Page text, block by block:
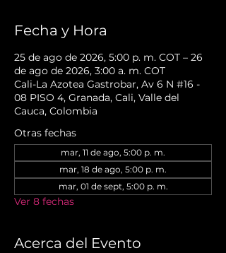
Fecha y Hora
25 de ago de 2026, 5:00 p. m. COT – 26
de ago de 2026, 3:00 a. m. COT
Cali-La Azotea Gastrobar, Av 6 N #16 -
08 PISO 4, Granada, Cali, Valle del
Cauca, Colombia
Otras fechas
mar, 11 de ago, 5:00 p. m.
mar, 18 de ago, 5:00 p. m.
mar, 01 de sept, 5:00 p. m.
Ver 8 fechas
Acerca del Evento